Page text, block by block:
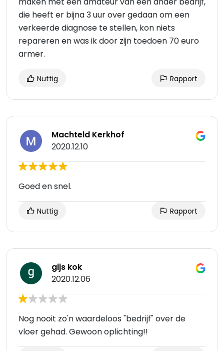
die heeft er bijna 3 uur over gedaan om een
verkeerde diagnose te stellen, kon niets
repareren en was ik door zijn toedoen 70 euro
armer.
Nuttig Rapport
Machteld Kerkhof
2020.12.10
Goed en snel.
Nuttig Rapport
gijs kok
2020.12.06
Nog nooit zo'n waardeloos "bedrijf" over de
vloer gehad. Gewoon oplichting!!